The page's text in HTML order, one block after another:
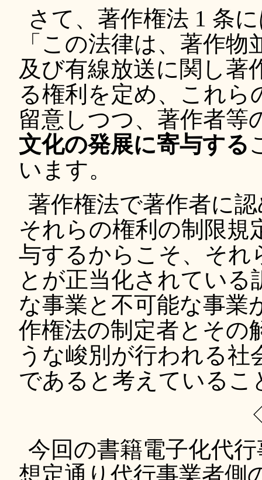
さて、著作権法 1 条
「この法律は、著作
及び有線放送に関し著
る権利を定め、これら
留意しつつ、著作者等
文化の発展に寄与する
います。
著作権法で著作者に
それらの権利の制限規
与するからこそ、それ
とが正当化されてい
な事業と不可能な事業
作権法の制定者とその
うな峻別が行われる社
であると考えているこ
今回の書籍電子化代
想定通り代行事業者側